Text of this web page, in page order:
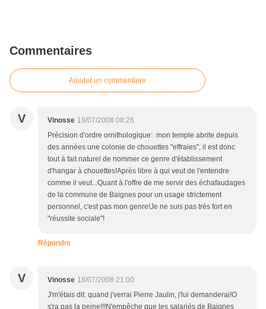
Commentaires
Ajouter un commentaire
V Vinosse 19/07/2008 08:26
Précision d'ordre ornithologique: mon temple abrite depuis
des années une colonie de chouettes "effraies", il est donc
tout à fait naturel de nommer ce genre d'établissement
d'hangar à chouettes!Après libre à qui veut de l'entendre
comme il veut...Quant à l'offre de me servir des échafaudages
de la commune de Baignes pour un usage strictement
personnel, c'est pas mon genre!Je ne suis pas très fort en
"réussite sociale"!
Répondre
V Vinosse 18/07/2008 21:00
J'm'étais dit: quand j'verrai Pierre Jaulin, j'lui demanderai!O
s'ra pas la peine!!!N'empêche que les salariés de Baignes